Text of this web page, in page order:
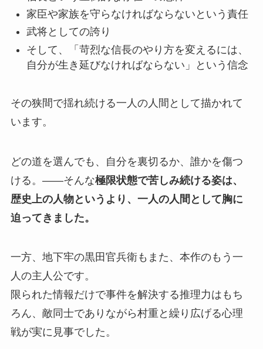
家臣や家族を守らなければならないという責任
武将としての誇り
そして、「苛烈な信長のやり方を変えるには、
自分が生き延びなければならない」という信念
その狭間で揺れ続ける一人の人間として描かれて
います。
どの道を選んでも、自分を裏切るか、誰かを傷つ
ける。——そんな極限状態で苦しみ続ける姿は、
歴史上の人物というより、一人の人間として胸に
迫ってきました。
一方、地下牢の黒田官兵衛もまた、本作のもう一
人の主人公です。
限られた情報だけで事件を解決する推理力はもち
ろん、敵同士でありながら村重と繰り広げる心理
戦が実に見事でした。